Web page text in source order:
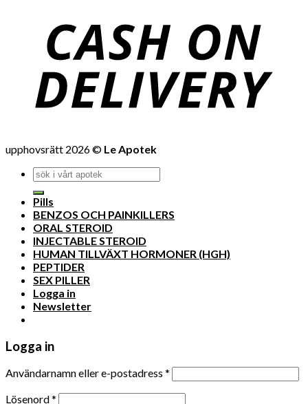
upphovsrätt 2026 © Le Apotek
Pills
BENZOS OCH PAINKILLERS
ORAL STEROID
INJECTABLE STEROID
HUMAN TILLVÄXT HORMONER (HGH)
PEPTIDER
SEX PILLER
Logga in
Newsletter
Logga in
Användarnamn eller e-postadress *
Lösenord*